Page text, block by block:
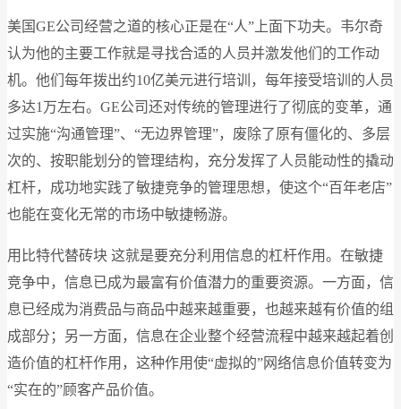
美国GE公司经营之道的核心正是在“人”上面下功夫。韦尔奇
认为他的主要工作就是寻找合适的人员并激发他们的工作动
机。他们每年拨出约10亿美元进行培训，每年接受培训的人员
多达1万左右。GE公司还对传统的管理进行了彻底的变革，通
过实施“沟通管理”、“无边界管理”，废除了原有僵化的、多层
次的、按职能划分的管理结构，充分发挥了人员能动性的撬动
杠杆，成功地实践了敏捷竞争的管理思想，使这个“百年老店”
也能在变化无常的市场中敏捷畅游。
用比特代替砖块 这就是要充分利用信息的杠杆作用。在敏捷
竞争中，信息已成为最富有价值潜力的重要资源。一方面，信
息已经成为消费品与商品中越来越重要，也越来越有价值的组
成部分；另一方面，信息在企业整个经营流程中越来越起着创
造价值的杠杆作用，这种作用使“虚拟的”网络信息价值转变为
“实在的”顾客产品价值。